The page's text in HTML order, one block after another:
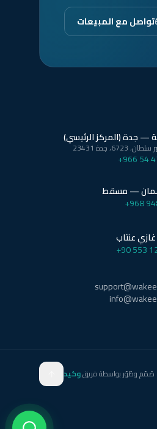
تواصل مع المبيعات
— جدة (المركز الرئيسي)
+966 54
— مسقط
+968
عنتاب
+90 553
صُمّم وطُوّر بواسطة فريقوكيد